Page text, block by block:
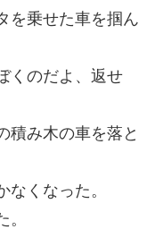
を乗せた車を掴ん
くのだよ、返せ
積み木の車を落と
くなった。